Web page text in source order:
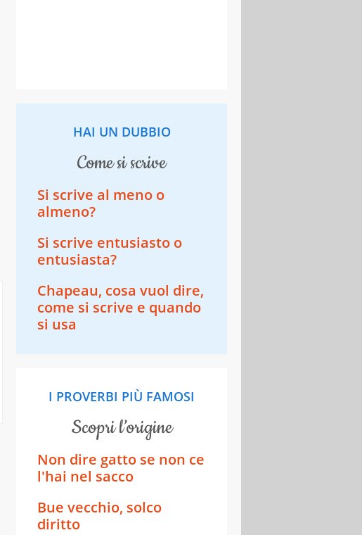
HAI UN DUBBIO
come si scrive
Si scrive al meno o
almeno?
Si scrive entusiasto o
entusiasta?
Chapeau, cosa vuol dire,
come si scrive e quando
si usa
I PROVERBI PIÙ FAMOSI
scopri l’origine
Non dire gatto se non ce
l'hai nel sacco
Bue vecchio, solco
diritto